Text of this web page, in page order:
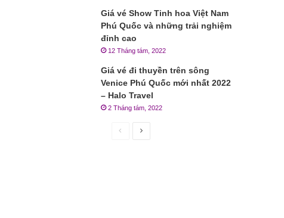
Giá vé Show Tinh hoa Việt Nam
Phú Quốc và những trải nghiệm
đỉnh cao
12 Tháng tám, 2022
Giá vé đi thuyền trên sông
Venice Phú Quốc mới nhất 2022
– Halo Travel
2 Tháng tám, 2022
Trang